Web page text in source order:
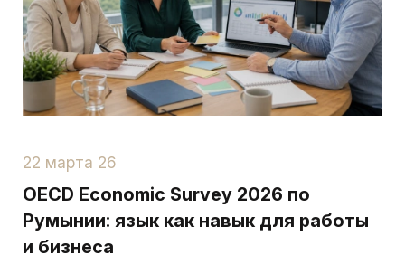
22 марта 26
OECD Economic Survey 2026 по
Румынии: язык как навык для работы
и бизнеса